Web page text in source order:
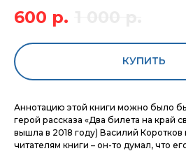
600 р.
КУПИТЬ
Аннотацию этой книги можно было бы
герой рассказа «Два билета на край
вышла в 2018 году) Василий Коротков
читателям книги – он-то думал, что